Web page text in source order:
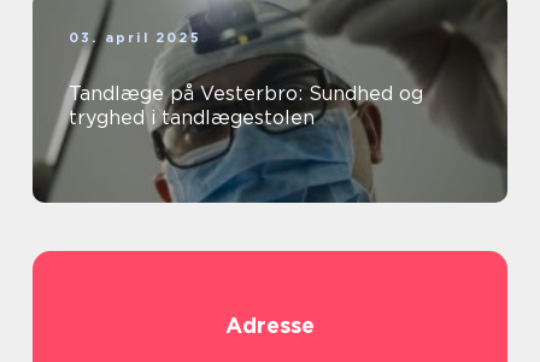
03. april 2025
Tandlæge på Vesterbro: Sundhed og
tryghed i tandlægestolen
Adresse